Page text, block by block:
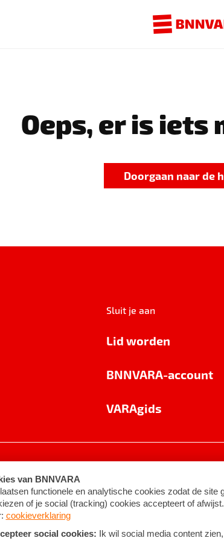
Oeps, er is iets
Doorgaan naar de
Sluit je aan
Lid worden
BNNVARA-account
VARAgids
Algemene voorwaarden ©2026BNNVARA